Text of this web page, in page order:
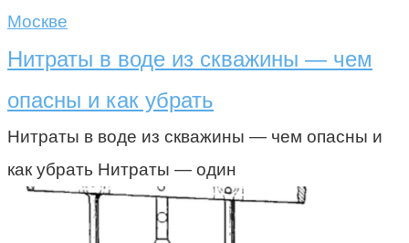
Москве
Нитраты в воде из скважины — чем
опасны и как убрать
Нитраты в воде из скважины — чем опасны и
как убрать Нитраты — один